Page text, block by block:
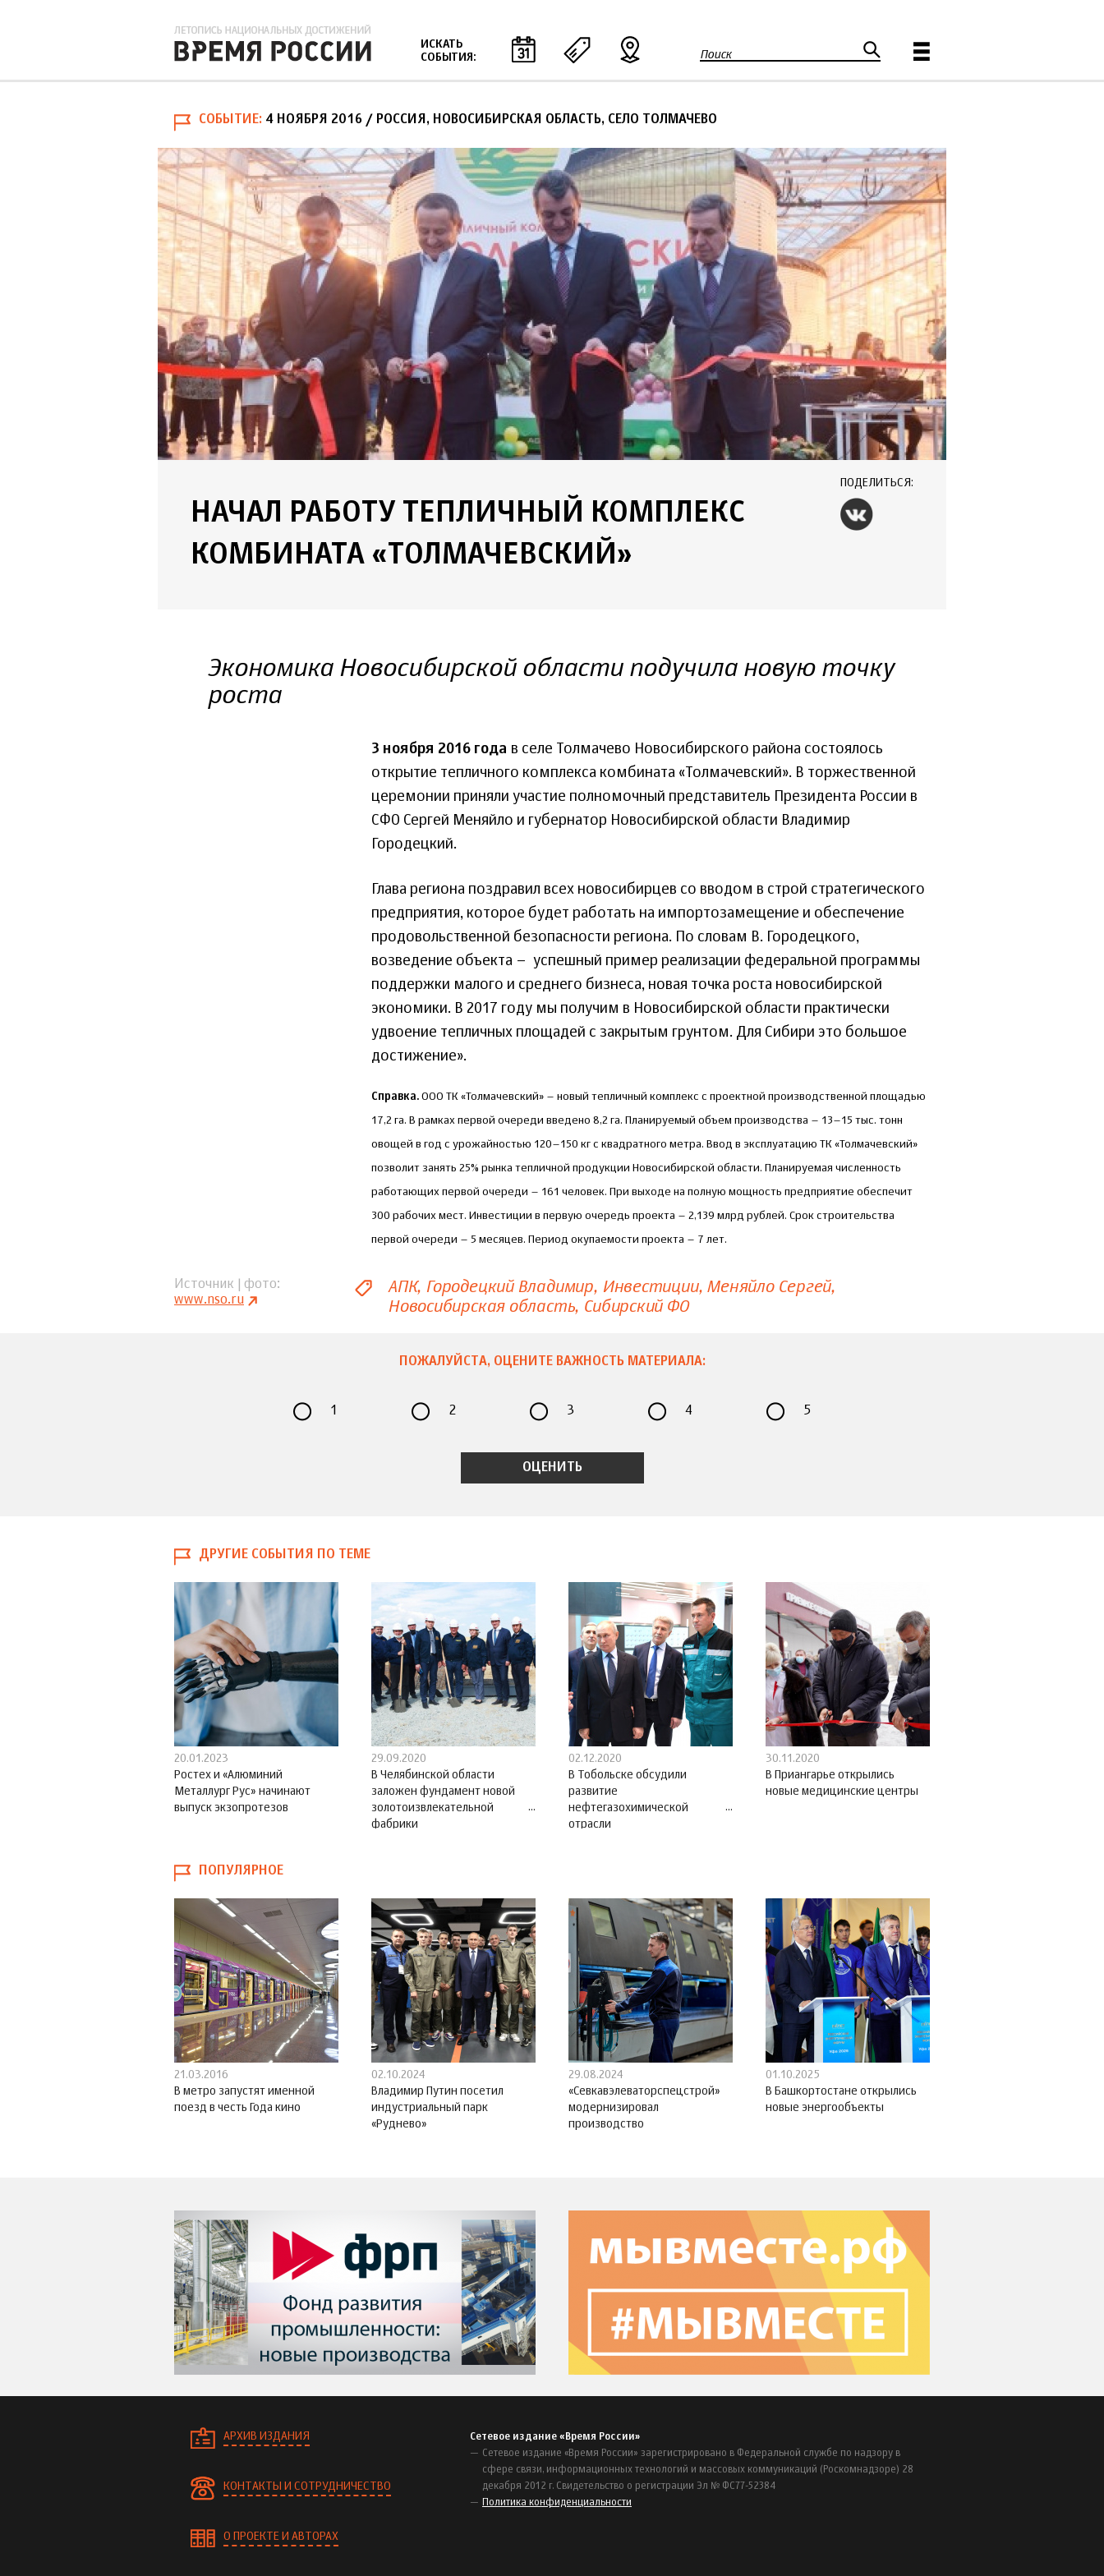
ИСКАТЬ
СОБЫТИЯ:
р
м
а
п
о
и
с
к
а
Поиск
СОБЫТИЕ 4 НОЯБРЯ 2016 / РОССИЯ, НОВОСИБИРСКАЯ ОБЛАСТЬ, СЕЛО ТОЛМАЧЕВО
ПОДЕЛИТЬСЯ:
НАЧАЛ РАБОТУ ТЕПЛИЧНЫЙ КОМПЛЕКС
КОМБИНАТА «ТОЛМАЧЕВСКИЙ»
Экономика Новосибирской области подучила новую точку
роста
3 ноября 2016 года в селе Толмачево Новосибирского района состоялось
открытие тепличного комплекса комбината «Толмачевский». В торжественной
церемонии приняли участие полномочный представитель Президента России в
СФО Сергей Меняйло и губернатор Новосибирской области Владимир
Городецкий.
Глава региона поздравил всех новосибирцев со вводом в строй стратегического
предприятия, которое будет работать на импортозамещение и обеспечение
продовольственной безопасности региона. По словам В. Городецкого,
возведение объекта – успешный пример реализации федеральной программы
поддержки малого и среднего бизнеса, новая точка роста новосибирской
экономики. В 2017 году мы получим в Новосибирской области практически
удвоение тепличных площадей с закрытым грунтом. Для Сибири это большое
достижение».
Справка. ООО ТК «Толмачевский» – новый тепличный комплекс с проектной производственной площадью
17,2 га. В рамках первой очереди введено 8,2 га. Планируемый объем производства – 13–15 тыс. тонн
овощей в год с урожайностью 120–150 кг с квадратного метра. Ввод в эксплуатацию ТК «Толмачевский»
позволит занять 25% рынка тепличной продукции Новосибирской области. Планируемая численность
работающих первой очереди – 161 человек. При выходе на полную мощность предприятие обеспечит
300 рабочих мест. Инвестиции в первую очередь проекта – 2,139 млрд рублей. Срок строительства
первой очереди – 5 месяцев. Период окупаемости проекта – 7 лет.
Источник | фото
www.nso.ru
АПК Городецкий Владимир Инвестиции Меняйло Сергей
Новосибирская область Сибирский ФО
ПОЖАЛУЙСТА, ОЦЕНИТЕ ВАЖНОСТЬ МАТЕРИАЛА:
1 2 3 4 5
ДРУГИЕ СОБЫТИЯ ПО ТЕМЕ
20.01.2023
Ростех и «Алюминий
Металлург Рус» начинают
выпуск экзопротезов
29.09.2020
В Челябинской области
заложен фундамент новой
золотоизвлекательной
фабрики
02.12.2020
В Тобольске обсудили
развитие
нефтегазохимической
отрасли
30.11.2020
В Приангарье открылись
новые медицинские центры
ПОПУЛЯРНОЕ
21.03.2016
В метро запустят именной
поезд в честь Года кино
02.10.2024
Владимир Путин посетил
индустриальный парк
«Руднево»
29.08.2024
«Севкавэлеваторспецстрой»
модернизировал
производство
01.10.2025
В Башкортостане открылись
новые энергообъекты
АРХИВ ИЗДАНИЯ
КОНТАКТЫ И СОТРУДНИЧЕСТВО
О ПРОЕКТЕ И АВТОРАХ
Сетевое издание «Время России»
Сетевое издание «Время России» зарегистрировано в Федеральной службе по надзору в
сфере связи, информационных технологий и массовых коммуникаций (Роскомнадзоре) 28
декабря 2012 г. Свидетельство о регистрации Эл № ФС77-52384
Политика конфиденциальности